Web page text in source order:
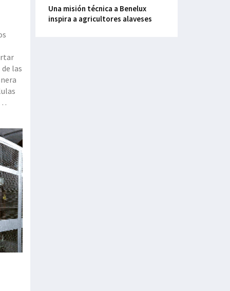
las
Una misión técnica a Benelux
inspira a agricultores alaveses